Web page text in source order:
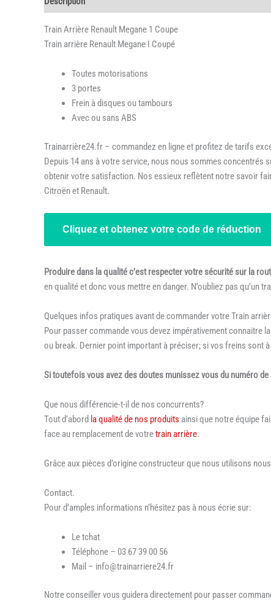
Train Arrière Renault Megane 1 Coupe
Train arrière Renault Megane I Coupé
Toutes motorisations
3 portes
Frein à disques ou tambours
Avec ou sans ABS
Trainarrière24.fr – commandez en ligne et profitez de tarifs
Depuis 14 ans à votre service, nous nous sommes
obtenir votre satisfaction. Nos essieux reflètent notre savoir
Citroën et Renault.
Cliquez et obtenez votre code de réduction
Produire dans la qualité c’est respecter votre sécurité sur la
en qualité et donc vous mettre en danger. N’oubliez pas
Quelques infos pratiques avant de commander votre Train
Pour passer commande vous devez impérativement connaitre
ou break. Dernier point important à préciser; si vos freins sont
Si toutefois vous avez des doutes munissez vous du numéro
Que nous différencie-t-il de nos concurrents?
Tout d’abord la qualité de nos produits ainsi que notre équipe
face au remplacement de votretrain arrière.
Grâce aux pièces d’origine constructeur que nous utilisons
Contact.
Pour d’amples informations n’hésitez pas à nous écrie sur:
Le tchat
Téléphone – 03 67 39 00 56
Mail – info@trainarriere24.fr
Notre conseiller vous guidera directement pour passer